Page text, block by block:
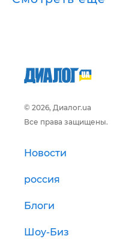
© 2026, Диалог.ua
Все права защищены.
Новости
россия
Блоги
Шоу-Биз